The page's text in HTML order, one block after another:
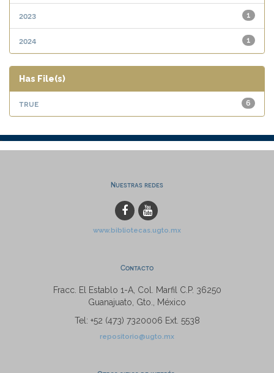
1
2023
1
2024
Has File(s)
6
true
Nuestras redes
www.bibliotecas.ugto.mx
Contacto
Fracc. El Establo 1-A, Col. Marfil C.P. 36250
Guanajuato, Gto., México
Tel: +52 (473) 7320006 Ext. 5538
repositorio@ugto.mx